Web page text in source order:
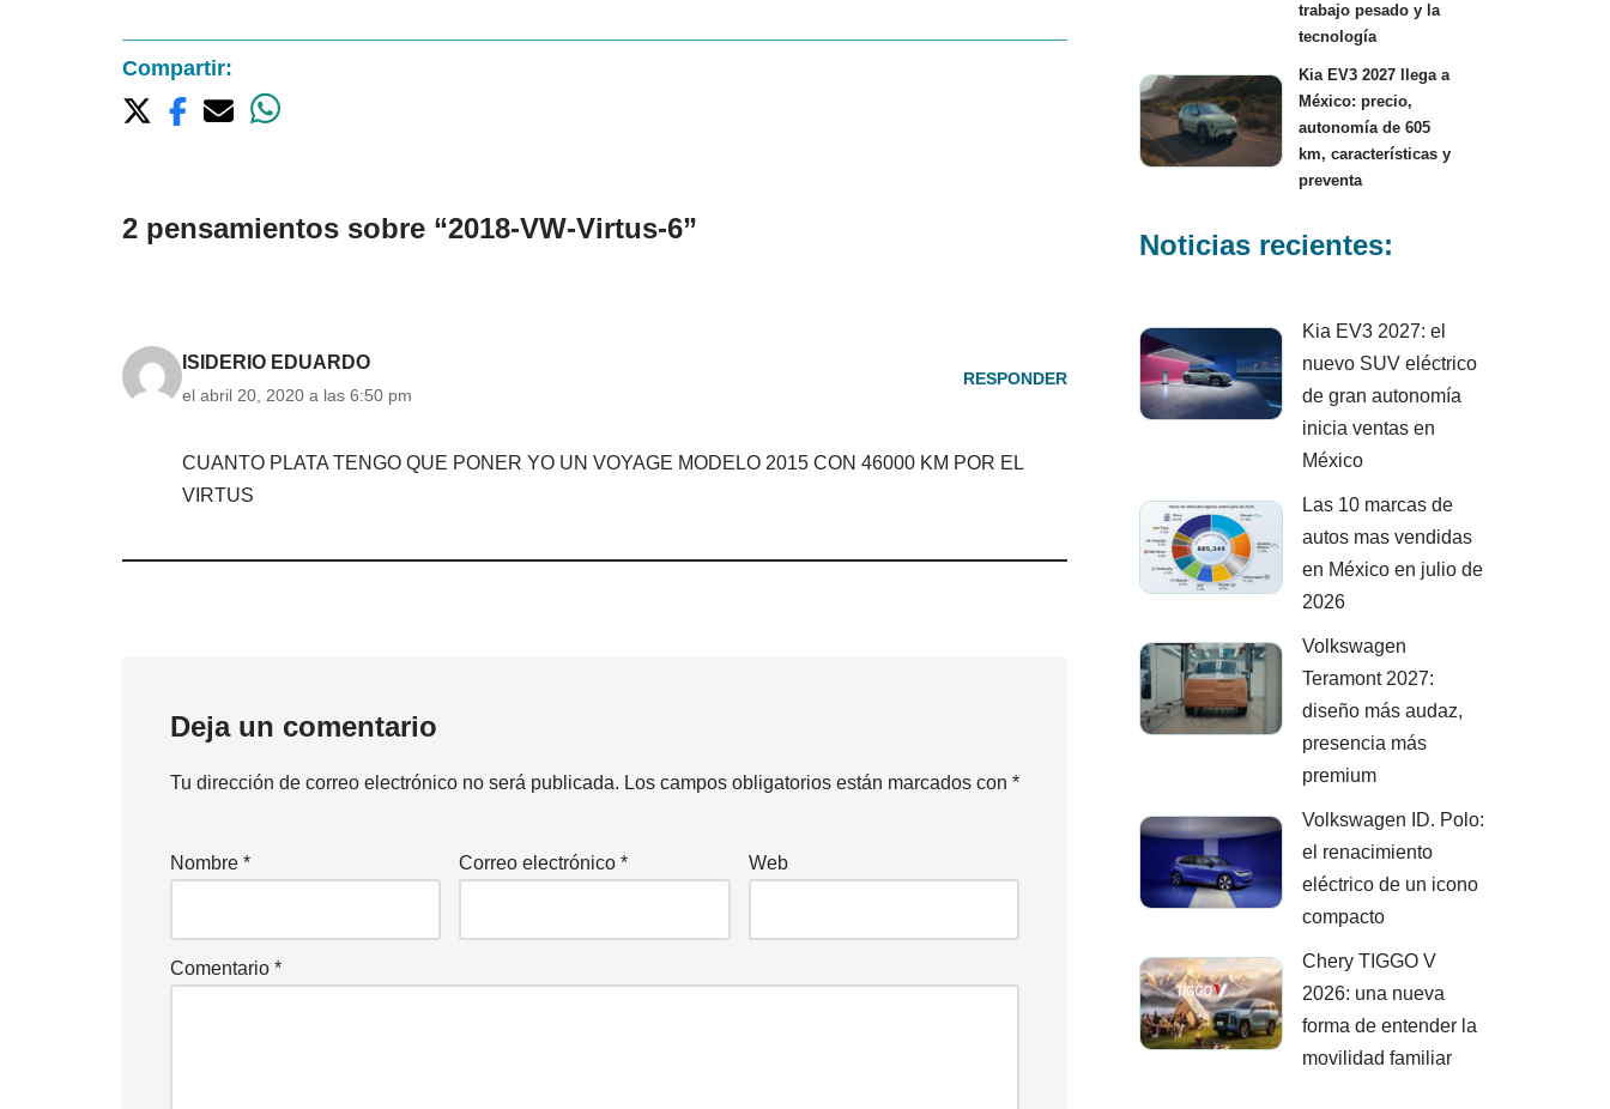
Compartir:
2 pensamientos sobre “2018-VW-Virtus-6”
ISIDERIO EDUARDO
el abril 20, 2020 a las 6:50 pm
RESPONDER
CUANTO PLATA TENGO QUE PONER YO UN VOYAGE MODELO 2015 CON 46000 KM POR EL
VIRTUS
Deja un comentario
Tu dirección de correo electrónico no será publicada. Los campos obligatorios están marcados con *
Nombre * Correo electrónico* Web
Comentario *
trabajo pesado y la
tecnología
Kia EV3 2027 llega a
México: precio,
autonomía de 605
km, características y
preventa
Noticias recientes:
Kia EV3 2027: el
nuevo SUV eléctrico
de gran autonomía
inicia ventas en
México
Las 10 marcas de
autos mas vendidas
en México en julio de
2026
Volkswagen
Teramont 2027:
diseño más audaz,
presencia más
premium
Volkswagen ID. Polo:
el renacimiento
eléctrico de un icono
compacto
Chery TIGGO V
2026: una nueva
forma de entender la
movilidad familiar